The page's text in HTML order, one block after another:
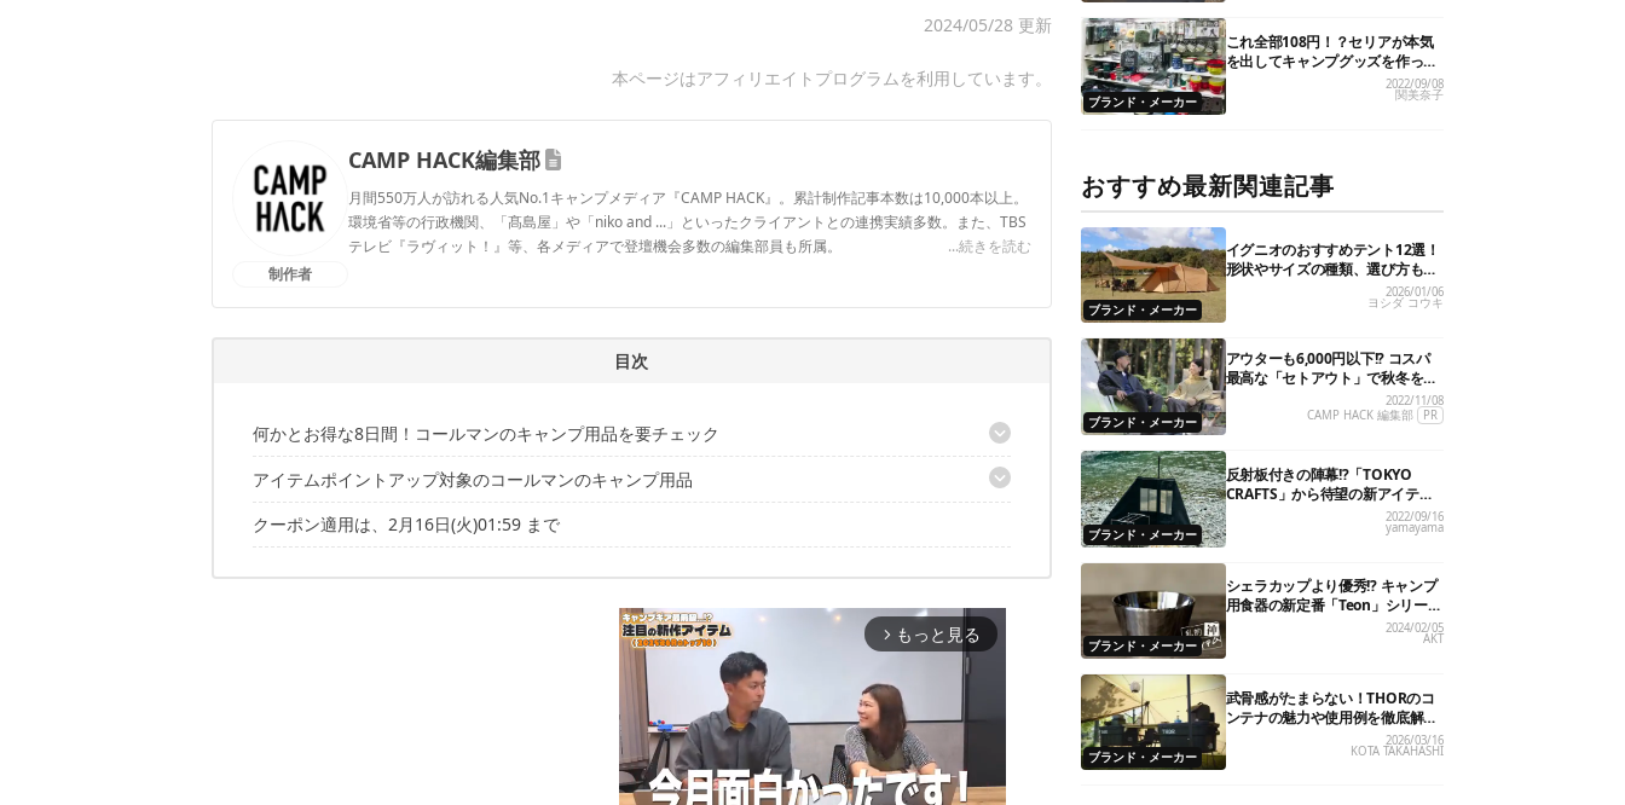
2024/05/28 更新
本ページはアフィリエイトプログラムを利用しています。
制作者
CAMP HACK編集部
月間550万人が訪れる人気No.1キャンプメディア『CAMP HACK』。累計制作記事本数は10,000本以上。
環境省等の行政機関、「髙島屋」や「niko and ...」といったクライアントとの連携実績多数。また、TBS
テレビ『ラヴィット！』等、各メディアで登壇機会多数の編集部員も所属。
...続きを読む
目次
何かとお得な8日間！コールマンのキャンプ用品を要チェック
さらに最大44倍のポイント還元！お買い物マラソンも開催中
アイテムポイントアップ対象のコールマンのキャンプ用品
アイテムポイントアップ9倍対象アイテム
買い足し候補に！
クーポン適用は、2月16日(火)01:59 まで
arrow_forward_ios もっと見る
ブランド・メーカー
これ全部108円！？セリアが本気
を出してキャンプグッズを作った
ら凄いことに…！
2022/09/08
関美奈子
おすすめ最新関連記事
ブランド・メーカー
イグニオのおすすめテント12選！
形状やサイズの種類、選び方も解
説
2026/01/06
ヨシダ コウキ
ブランド・メーカー
アウターも6,000円以下!? コスパ
最高な「セトアウト」で秋冬をオ
シャレで快適に！
2022/11/08
CAMP HACK 編集部
PR
ブランド・メーカー
反射板付きの陣幕!?「TOKYO
CRAFTS」から待望の新アイテム4
型が一挙揃い踏み！
2022/09/16
yamayama
ブランド・メーカー
シェラカップより優秀!? キャンプ
用食器の新定番「Teon」シリーズ
【私的神アイテム】
2024/02/05
AKT
ブランド・メーカー
武骨感がたまらない！THORのコ
ンテナの魅力や使用例を徹底解
2026/03/16
KOTA TAKAHASHI